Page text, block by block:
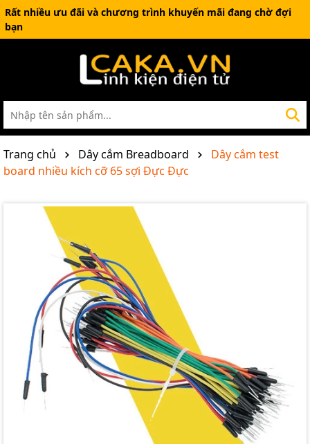
Rất nhiều ưu đãi và chương trình khuyến mãi đang chờ đợi
bạn
Trang chủ Dây cắm Breadboard
Dây cắm test
board nhiều kích cỡ 65 sợi Đực Đực